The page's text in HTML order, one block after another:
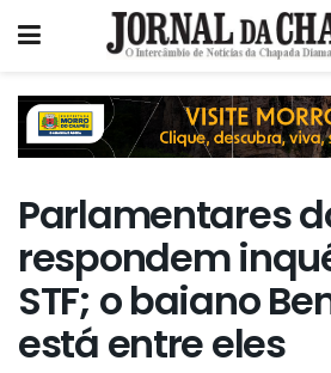
Parlamentares
respondem
STF; o baiano
está entre eles